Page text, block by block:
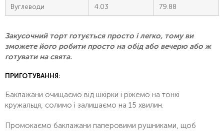
Вуглеводи 4.03 79.88
Закусочний торт готується просто і легко, тому ви
зможете його робити просто на обід або вечерю або ж
готувати на свята.
ПРИГОТУВАННЯ:
Баклажани очищаємо від шкірки і ріжемо на тонкі
кружальця, солимо і залишаємо на 15 хвилин.
Промокаємо баклажани паперовими рушниками, щоб